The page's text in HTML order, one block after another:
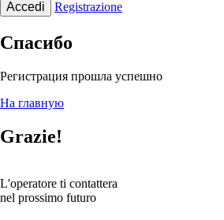
Accedi Registrazione
Спасибо
Регистрация прошла успешно
На главную
Grazie!
L'operatore ti contattera
nel prossimo futuro